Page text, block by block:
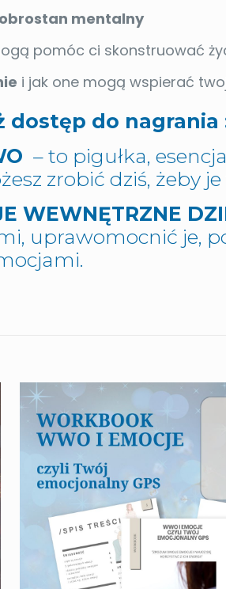
mentalny
pomóc ci skonstruować
i jak one mogą wspierać
dostęp do nagrania
– to pigułka,
zrobić dziś, żeby
WEWNĘTRZNE
uprawomocnić je,